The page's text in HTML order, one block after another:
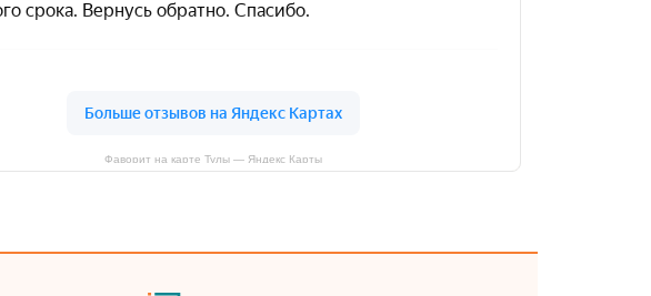
Фаворит на карте Тулы — Яндекс Карты